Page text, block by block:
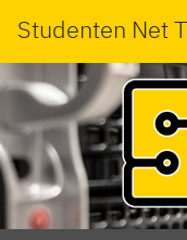
Studenten Net